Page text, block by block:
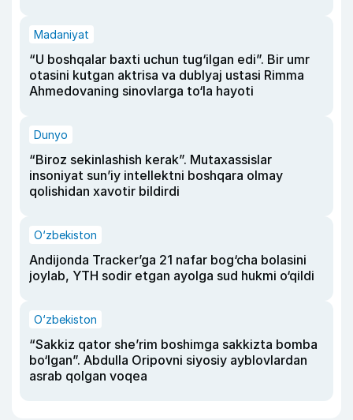
Madaniyat
“U boshqalar baxti uchun tug‘ilgan edi”. Bir umr
otasini kutgan aktrisa va dublyaj ustasi Rimma
Ahmedovaning sinovlarga to‘la hayoti
Dunyo
“Biroz sekinlashish kerak”. Mutaxassislar
insoniyat sun’iy intellektni boshqara olmay
qolishidan xavotir bildirdi
O‘zbekiston
Andijonda Tracker’ga 21 nafar bog‘cha bolasini
joylab, YTH sodir etgan ayolga sud hukmi o‘qildi
O‘zbekiston
“Sakkiz qator she’rim boshimga sakkizta bomba
bo‘lgan”. Abdulla Oripovni siyosiy ayblovlardan
asrab qolgan voqea